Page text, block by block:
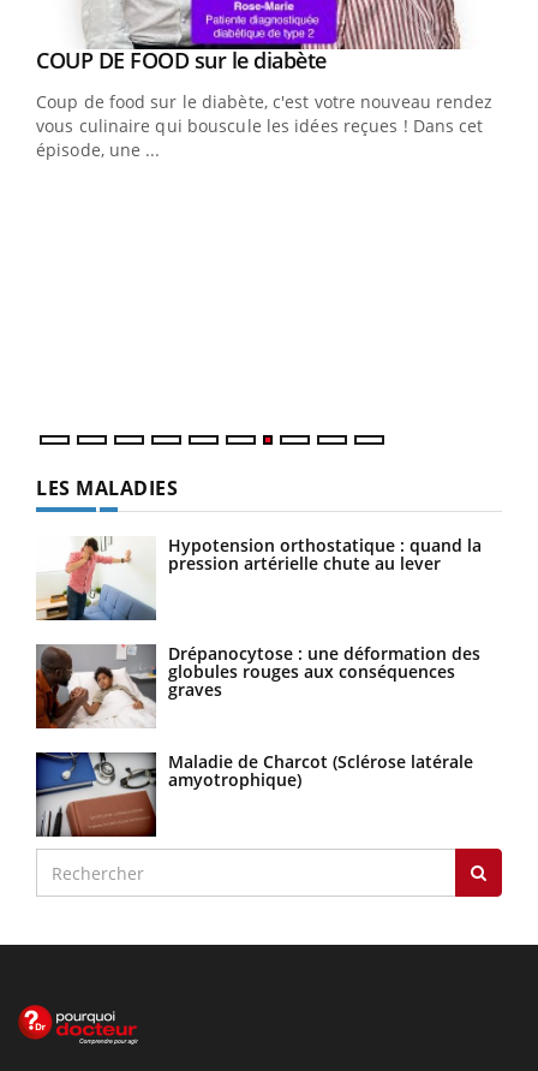
Youtube
COUP DE FOOD sur le diabèteYoutube
Coup de food sur le diabète, c'est votre nouveau rendez-
vous culinaire qui bouscule les idées reçues ! Dans cet
épisode, une ...
LES MALADIES
Hypotension orthostatique : quand la
pression artérielle chute au lever
Drépanocytose : une déformation des
globules rouges aux conséquences
graves
Maladie de Charcot (Sclérose latérale
amyotrophique)